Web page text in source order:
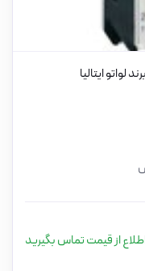
از قیمت تماس بگیرید